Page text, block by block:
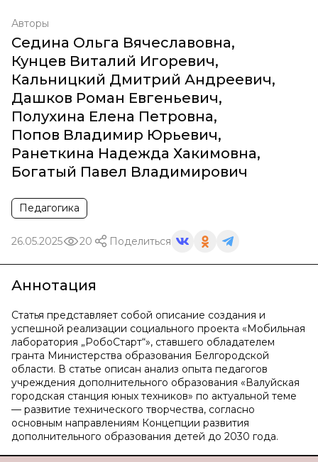
Авторы
Седина Ольга Вячеславовна,
Кунцев Виталий Игоревич,
Кальницкий Дмитрий Андреевич,
Дашков Роман Евгеньевич,
Полухина Елена Петровна,
Попов Владимир Юрьевич,
Ранеткина Надежда Хакимовна,
Богатый Павел Владимирович
Педагогика
26.05.2025 20 Поделиться
Аннотация
Статья представляет собой описание создания и
успешной реализации социального проекта «Мобильная
лаборатория „РобоСтарт“», ставшего обладателем
гранта Министерства образования Белгородской
области. В статье описан анализ опыта педагогов
учреждения дополнительного образования «Валуйская
городская станция юных техников» по актуальной теме
— развитие технического творчества, согласно
основным направлениям Концепции развития
дополнительного образования детей до 2030 года.